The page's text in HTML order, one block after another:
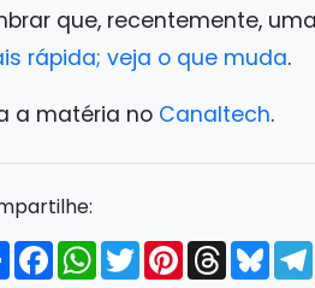
que, recentemente, uma
rápida; veja o que muda.
a matéria no Canaltech.
Compartilhar
FacebookWhatsApp
TwitterPinterestThreads